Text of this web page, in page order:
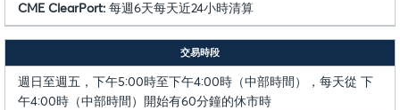
CME ClearPort: 每週6天每天近24小時清算
交易時段
週日至週五，下午5:00時至下午4:00時（中部時間），每天從 下
午4:00時（中部時間）開始有60分鐘的休市時